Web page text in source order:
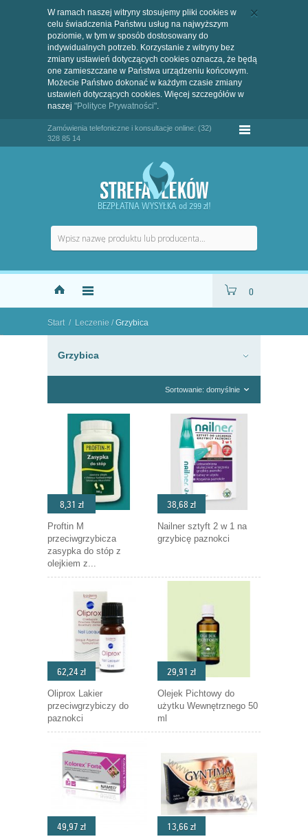
W ramach naszej witryny stosujemy pliki cookies w
celu świadczenia Państwu usług na najwyższym
poziomie, w tym w sposób dostosowany do
indywidualnych potrzeb. Korzystanie z witryny bez
zmiany ustawień dotyczących cookies oznacza, że będą
one zamieszczane w Państwa urządzeniu końcowym.
Możecie Państwo dokonać w każdym czasie zmiany
ustawień dotyczących cookies. Więcej szczegółów w
naszej "Polityce Prywatności".
Zamówienia telefoniczne i konsultacje online: (32)
328 85 14
BEZPŁATNA WYSYŁKA od 299 zł!
0
Start / Leczenie / Grzybica
"
Grzybica
Sortowanie: domyślnie
8,31 zł
Proftin M
przeciwgrzybicza
zasypka do stóp z
olejkiem z...
38,68 zł
Nailner sztyft 2 w 1 na
grzybicę paznokci
62,24 zł
Oliprox Lakier
przeciwgrzybiczy do
paznokci
29,91 zł
Olejek Pichtowy do
użytku Wewnętrznego 50
ml
49,97 zł 13,66 zł